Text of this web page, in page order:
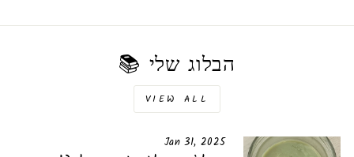
הבלוג שלי 📚
VIEW ALL
Jan 31, 2025